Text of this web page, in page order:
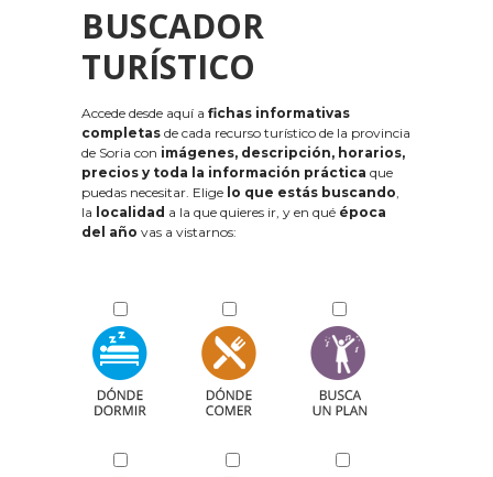
BUSCADOR
TURÍSTICO
Accede desde aquí a fichas informativas
completas de cada recurso turístico de la provincia
de Soria con imágenes, descripción, horarios,
precios y toda la información práctica que
puedas necesitar. Elige lo que estás buscando,
la localidad a la que quieres ir, y en qué época
del año vas a vistarnos: